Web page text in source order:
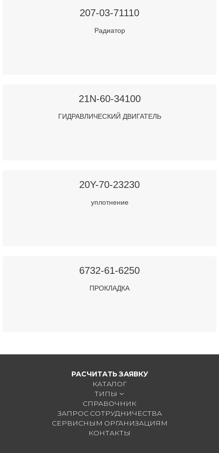
207-03-71110
Радиатор
21N-60-34100
ГИДРАВЛИЧЕСКИЙ ДВИГАТЕЛЬ
20Y-70-23230
уплотнение
6732-61-6250
ПРОКЛАДКА
РАСЧИТАТЬ ЗАЯВКУ
КАТАЛОГ
ТИПЫ
СПРАВОЧНИК
ЗАПРОС СОТРУДНИЧЕСТВА
СЕРВИСНЫМ ОРГАНИЗАЦИЯМ
КОНТАКТЫ